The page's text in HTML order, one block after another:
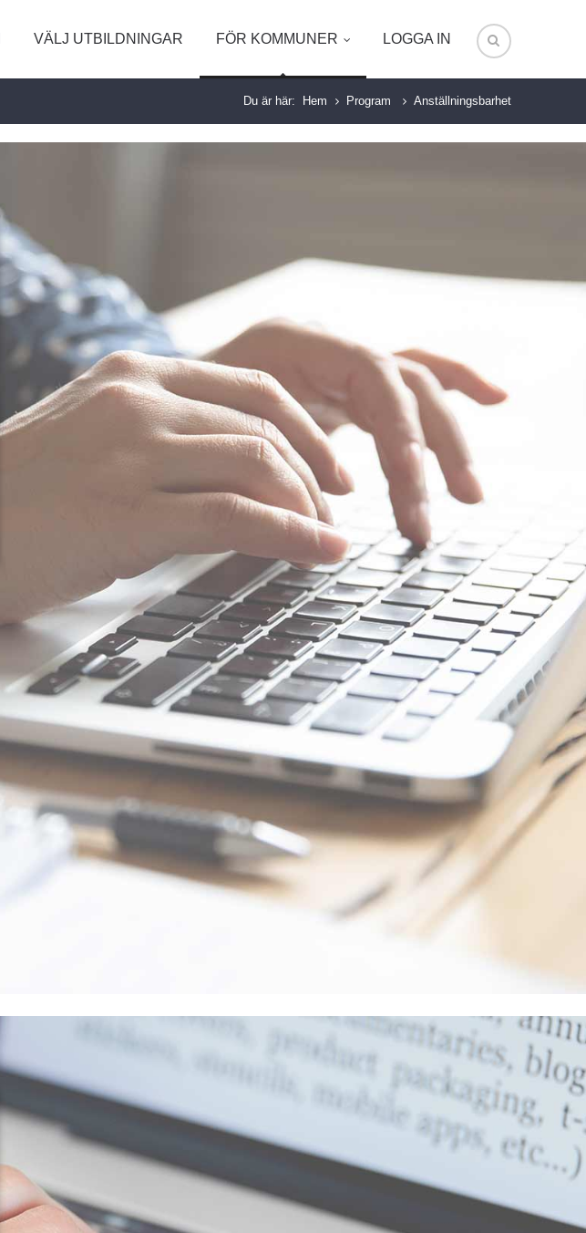
VÄLJ UTBILDNINGAR FÖR KOMMUNER LOGGA IN
Du är här: Hem Program Anställningsbarhet